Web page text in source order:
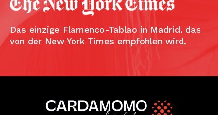
Das einzige Flamenco-Tablao in Madrid, das
von der New York Times empfohlen wird.